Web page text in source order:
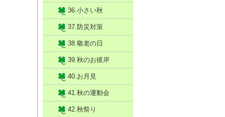
36.小さい秋
37.防災対策
38.敬老の日
39.秋のお彼岸
40.お月見
41.秋の運動会
42.秋祭り